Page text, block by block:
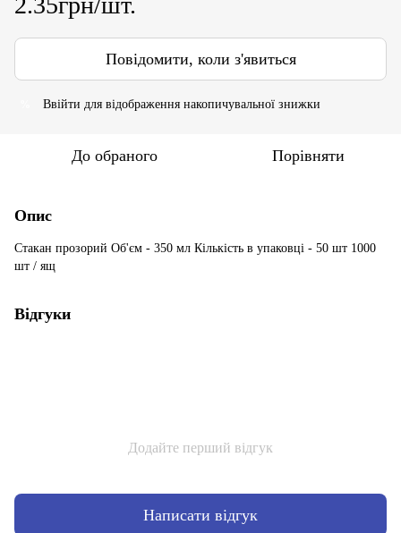
Повідомити, коли з'явиться
Ввійти для відображення накопичувальної знижки
До обраного Порівняти
Опис
Стакан прозорий Об'єм - 350 мл Кількість в упаковці - 50 шт 1000
шт / ящ
Відгуки
Додайте перший відгук
Написати відгук